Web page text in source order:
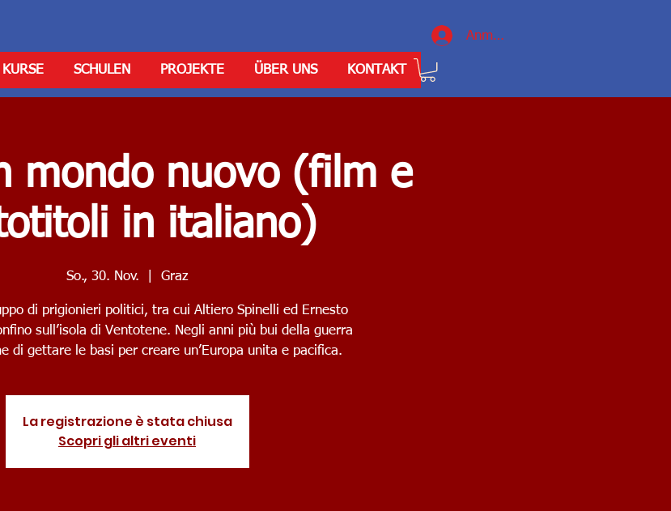
Anmelden
KURSE SCHULEN PROJEKTE ÜBER UNS KONTAKT
mondo nuovo (film e
in italiano)
So., 30. Nov. Graz
di prigionieri politici, tra cui Altiero Spinelli ed Ernesto
sull’isola di Ventotene. Negli anni più bui della guerra
di gettare le basi per creare un’Europa unita e pacifica.
La registrazione è stata chiusa
Scopri gli altri eventi